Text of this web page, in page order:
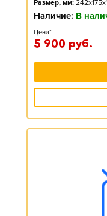
Размер, мм:
Наличие: В
Цена*
5 900 руб.